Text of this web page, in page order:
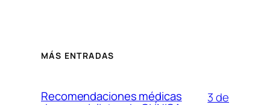
MÁS ENTRADAS
Recomendaciones médicas
3 de